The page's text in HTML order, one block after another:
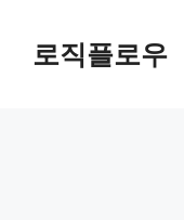
content로직플로우